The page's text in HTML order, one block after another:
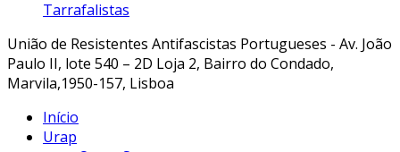
Tarrafalistas
União de Resistentes Antifascistas Portugueses - Av. João
Paulo II, lote 540 – 2D Loja 2, Bairro do Condado,
Marvila,1950-157, Lisboa
Início
Urap